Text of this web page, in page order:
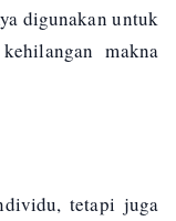
digunakan untuk
makna
tetapi juga